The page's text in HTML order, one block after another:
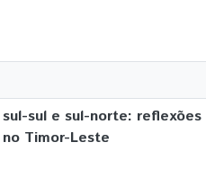
sul e sul-norte:
Timor-Leste